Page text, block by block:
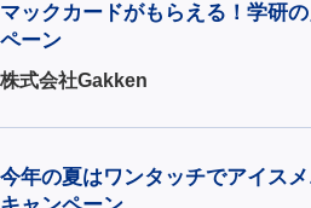
マックカードがもらえる！学研
ペーン
株式会社Gakken
今年の夏はワンタッチでアイス